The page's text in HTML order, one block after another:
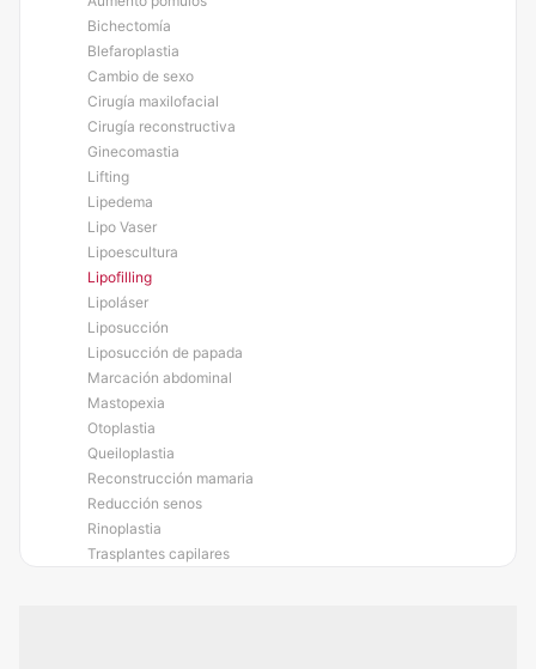
Bichectomía
Blefaroplastia
Cambio de sexo
Cirugía maxilofacial
Cirugía reconstructiva
Ginecomastia
Lifting
Lipedema
Lipo Vaser
Lipoescultura
Lipofilling
Lipoláser
Liposucción
Liposucción de papada
Marcación abdominal
Mastopexia
Otoplastia
Queiloplastia
Reconstrucción mamaria
Reducción senos
Rinoplastia
Trasplantes capilares